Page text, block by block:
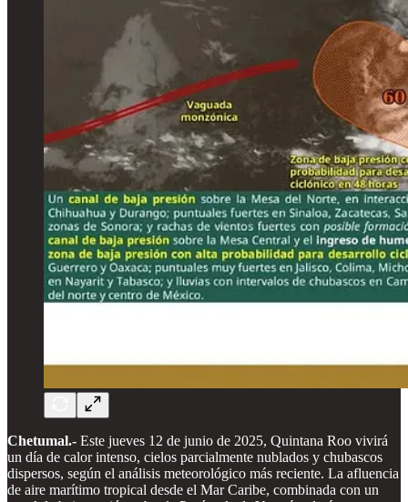
Chetumal.- Este jueves 12 de junio de 2025, Quintana Roo vivirá
un día de calor intenso, cielos parcialmente nublados y chubascos
dispersos, según el análisis meteorológico más reciente. La afluencia
de aire marítimo tropical desde el Mar Caribe, combinada con un